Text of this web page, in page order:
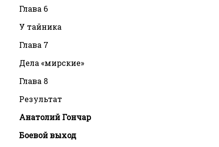
Глава 6
У тайника
Глава 7
Дела «мирские»
Глава 8
Результат
Анатолий Гончар
Боевой выход